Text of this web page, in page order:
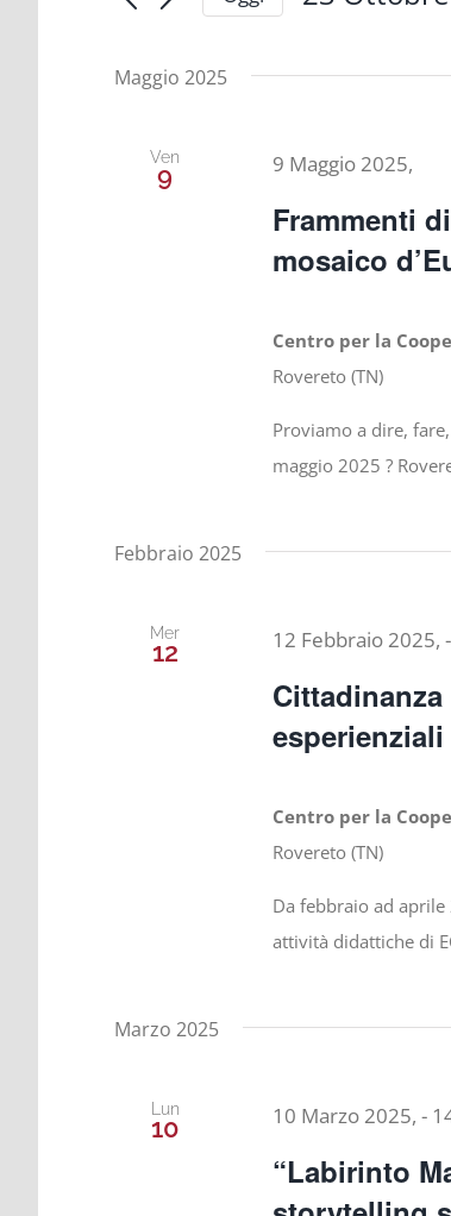
Navigazione
Cerca
per
Chiave.
data.
Maggio 2025
Ven
9
Frammenti
mosaico
9 Maggio 2025,
Centro per la
Rovereto (TN)
Proviamo a dire,
maggio 2025 ?
Febbraio 2025
Mer
12 12 Febbraio 2025, -
Centro per la
Rovereto (TN)
Da febbraio ad
attività didattiche di
Marzo 2025
Lun
10
“Labirinto
10 Marzo 2025, -